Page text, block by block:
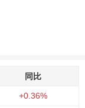
同比
+0.36%